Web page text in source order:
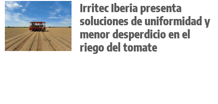
Irritec Iberia presenta
soluciones de uniformidad y
menor desperdicio en el
riego del tomate